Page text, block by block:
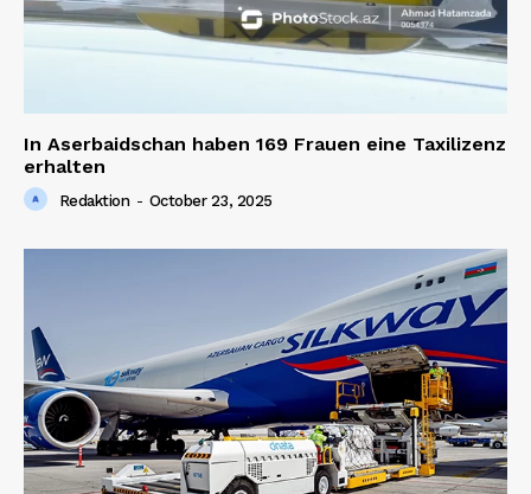
In Aserbaidschan haben 169 Frauen eine Taxilizenz
erhalten
Redaktion - October 23, 2025